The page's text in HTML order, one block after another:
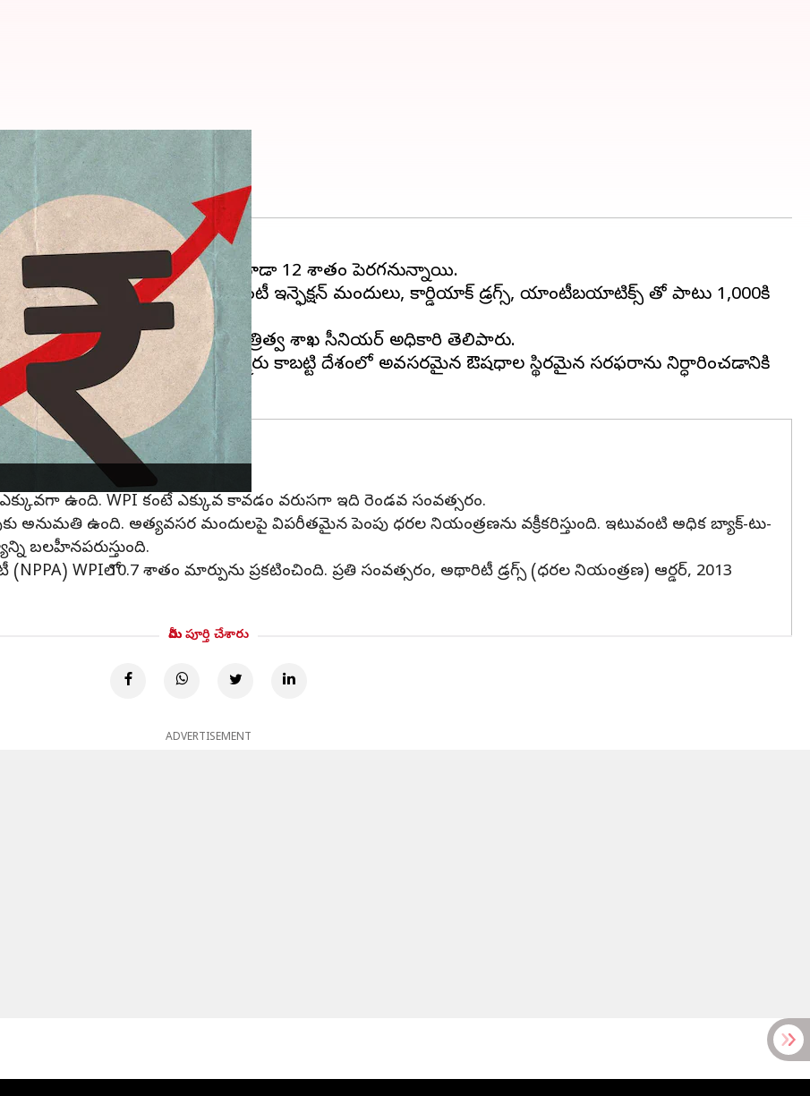
మందుల ధరలు
ఏప్రిల్ 1 నుంచి మందులధరలు కూడా 12 శాతం పెరగనున్నాయి.
పెరగడం వల్ల పెయిన్ కిల్లర్స్, యాంటీ ఇన్ఫెక్షన్ మందులు, కార్డియాక్ డ్రగ్స్, యాంటీబయాటిక్స్ తో పాటు 1,000కి
పెరగనున్నాయి.
ధరలను పెంచినట్లు ఆరోగ్య మంత్రిత్వ శాఖ సీనియర్ అధికారి తెలిపారు.
తయారీదారులు నష్టానికి అమ్మరు కాబట్టి దేశంలో అవసరమైన ఔషధాల స్థిరమైన సరఫరాను నిర్ధారించడానికి
పెరుగుదల ఎక్కువగా ఉంది
ఎక్కువగా ఉంది. WPI కంటే ఎక్కువ కావడం వరుసగా ఇది రెండవ సంవత్సరం.
అనుమతి ఉంది. అత్యవసర మందులపై విపరీతమైన పెంపు ధరల నియంత్రణను వక్రీకరిస్తుంది. ఇటువంటి అధిక బ్యాక్-టు-
బలహీనపరుస్తుంది.
WPIలో 10.7 శాతం మార్పును ప్రకటించింది. ప్రతి సంవత్సరం, అథారిటీ డ్రగ్స్ (ధరల నియంత్రణ) ఆర్డర్, 2013
మీరు పూర్తి చేశారు
ADVERTISEMENT